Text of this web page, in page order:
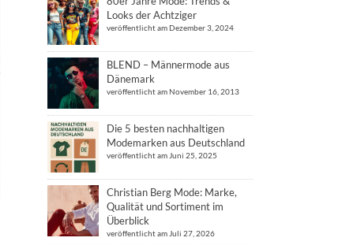
Looks der Achtziger
veröffentlicht am Dezember 3, 2024
BLEND – Männermode aus
Dänemark
veröffentlicht am November 16, 2013
Die 5 besten nachhaltigen
Modemarken aus Deutschland
veröffentlicht am Juni 25, 2025
Christian Berg Mode: Marke,
Qualität und Sortiment im
Überblick
veröffentlicht am Juli 27, 2026